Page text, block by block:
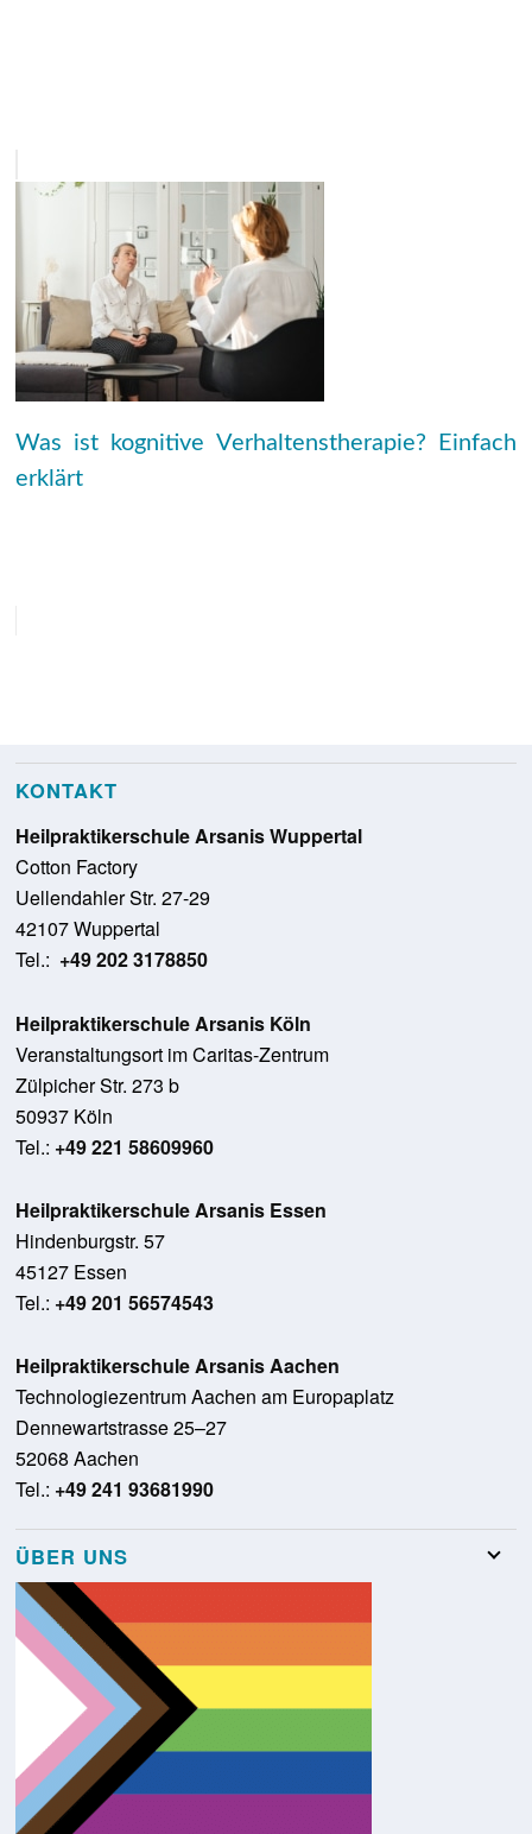
Was ist kognitive Verhaltenstherapie? Einfach
erklärt
KONTAKT
Heilpraktikerschule Arsanis Wuppertal
Cotton Factory
Uellendahler Str. 27-29
42107 Wuppertal
Tel.: +49 202 3178850
Heilpraktikerschule Arsanis Köln
Veranstaltungsort im Caritas-Zentrum
Zülpicher Str. 273 b
50937 Köln
Tel.: +49 221 58609960
Heilpraktikerschule Arsanis Essen
Hindenburgstr. 57
45127 Essen
Tel.: +49 201 56574543
Heilpraktikerschule Arsanis Aachen
Technologiezentrum Aachen am Europaplatz
Dennewartstrasse 25–27
52068 Aachen
Tel.: +49 241 93681990
ÜBER UNS
Team
Stellenangebote
Presse
Schulungsraumvermietung
Glossar
Kontakt